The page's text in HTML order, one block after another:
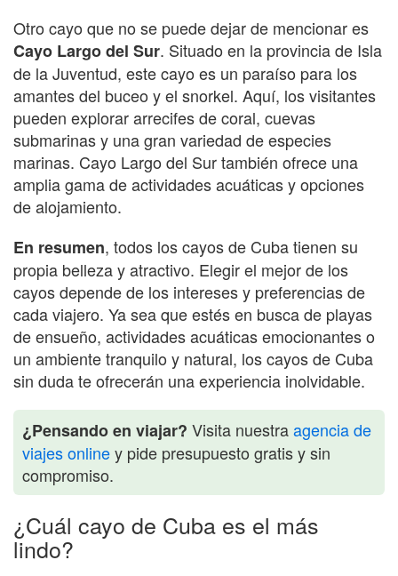
Otro cayo que no se puede dejar de mencionar es
Cayo Largo del Sur. Situado en la provincia de Isla
de la Juventud, este cayo es un paraíso para los
amantes del buceo y el snorkel. Aquí, los visitantes
pueden explorar arrecifes de coral, cuevas
submarinas y una gran variedad de especies
marinas. Cayo Largo del Sur también ofrece una
amplia gama de actividades acuáticas y opciones
de alojamiento.
En resumen, todos los cayos de Cuba tienen su
propia belleza y atractivo. Elegir el mejor de los
cayos depende de los intereses y preferencias de
cada viajero. Ya sea que estés en busca de playas
de ensueño, actividades acuáticas emocionantes o
un ambiente tranquilo y natural, los cayos de Cuba
sin duda te ofrecerán una experiencia inolvidable.
¿Pensando en viajar? Visita nuestraagencia de
viajes onliney pide presupuesto gratis y sin
compromiso.
¿Cuál cayo de Cuba es el más
lindo?